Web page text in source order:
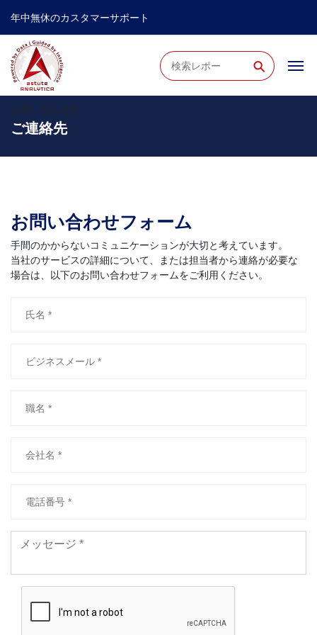
年中無休のカスタマーサポート
⚲
お問い合わせ先
ご連絡先
お問い合わせフォーム
手間のかからないコミュニケーションが大切と考えています。
当社のサービスの詳細について、または担当者から連絡が必要な
場合は、以下のお問い合わせフォームをご利用ください。